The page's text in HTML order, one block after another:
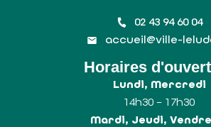
02 43 94 60 04
accueil@ville-
Horaires
Lundi, Mercredi
14h30 – 17h30
Mardi, Jeudi,